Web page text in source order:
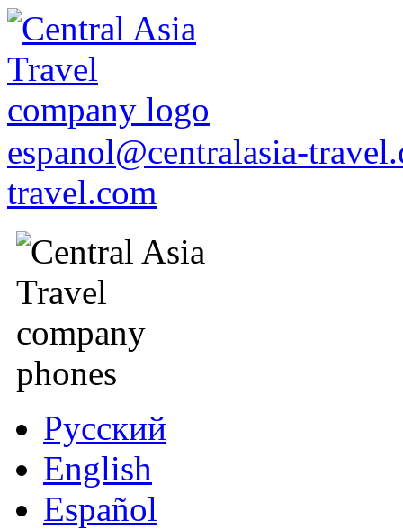
espanol@centralasia-
travel.com
Русский
English
Español